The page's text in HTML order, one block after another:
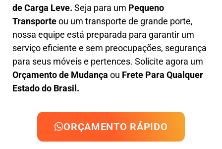
de Carga Leve. Seja para um Pequeno
Transporteou um transporte de grande porte,
nossa equipe está preparada para garantir um
serviço eficiente e sem preocupações, segurança
para seus móveis e pertences. Solicite agora um
Orçamento de Mudança ou Frete Para Qualquer
Estado do Brasil.
ORÇAMENTO RÁPIDO